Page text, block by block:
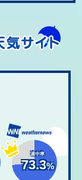
適中率
73.3%